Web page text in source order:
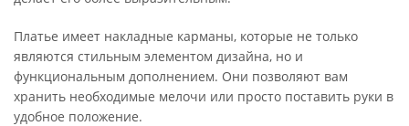
Платье имеет накладные карманы, которые не только
являются стильным элементом дизайна, но и
функциональным дополнением. Они позволяют вам
хранить необходимые мелочи или просто поставить руки в
удобное положение.